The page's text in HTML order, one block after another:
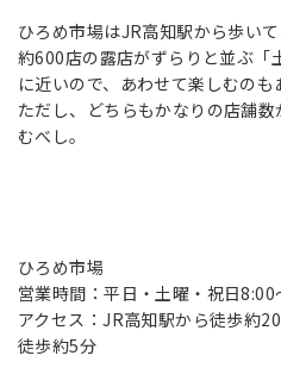
ひろめ市場はJR高知駅から歩いて
約600店の露店がずらりと並ぶ「
に近いので、あわせて楽しむのも
ただし、どちらもかなりの店舗
むべし。
ひろめ市場
営業時間：平日・土曜・祝日
アクセス：JR高知駅から徒歩約
徒歩約5分